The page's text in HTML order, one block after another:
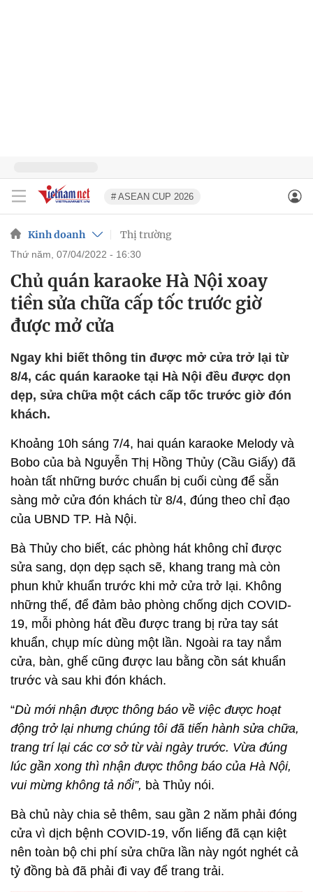
# ASEAN CUP 2026
Kinh doanh Thị trường
thứ năm, 07/04/2022 - 16:30
Chủ quán karaoke Hà Nội xoay
tiền sửa chữa cấp tốc trước giờ
được mở cửa
Ngay khi biết thông tin được mở cửa trở lại từ
8/4, các quán karaoke tại Hà Nội đều được dọn
dẹp, sửa chữa một cách cấp tốc trước giờ đón
khách.
Khoảng 10h sáng 7/4, hai quán karaoke Melody và
Bobo của bà Nguyễn Thị Hồng Thủy (Cầu Giấy) đã
hoàn tất những bước chuẩn bị cuối cùng để sẵn
sàng mở cửa đón khách từ 8/4, đúng theo chỉ đạo
của UBND TP. Hà Nội.
Bà Thủy cho biết, các phòng hát không chỉ được
sửa sang, dọn dẹp sạch sẽ, khang trang mà còn
phun khử khuẩn trước khi mở cửa trở lại. Không
những thế, ​​để đảm bảo phòng chống dịch COVID-
19, mỗi phòng hát đều được trang bị rửa tay sát
khuẩn, chụp míc dùng một lần. Ngoài ra tay nắm
cửa, bàn, ghế cũng được lau bằng cồn sát khuẩn
trước và sau khi đón khách.
“Dù mới nhận được thông báo về việc được hoạt
động trở lại nhưng chúng tôi đã tiến hành sửa chữa,
trang trí lại các cơ sở từ vài ngày trước. Vừa đúng
lúc gần xong thì nhận được thông báo của Hà Nội,
vui mừng không tả nổi”, bà Thủy nói.
Bà chủ này chia sẻ thêm, sau gần 2 năm phải đóng
cửa vì dịch bệnh COVID-19, vốn liếng đã cạn kiệt
nên toàn bộ chi phí sửa chữa lần này ngót nghét cả
tỷ đồng bà đã phải đi vay để trang trải.